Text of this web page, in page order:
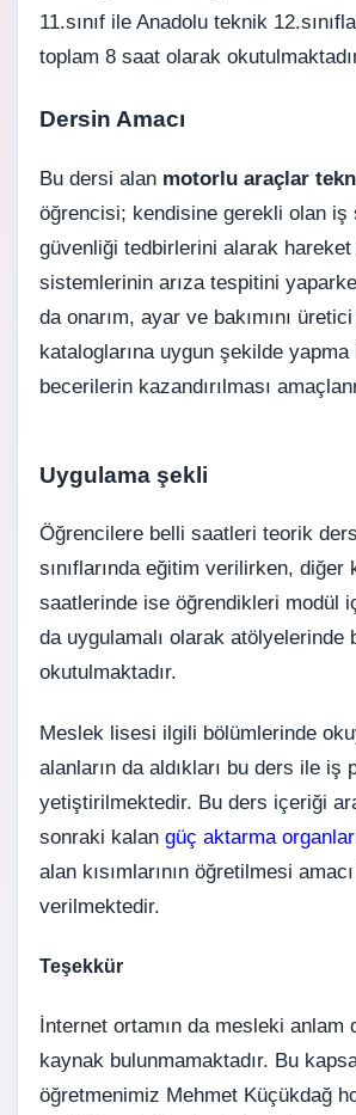
11.sınıf ile Anadolu teknik
toplam 8 saat olarak
Dersin Amacı
Bu dersi alan motorlu araçlar
öğrencisi; kendisine gerekli olan iş
güvenliği tedbirlerini alarak hareket
sistemlerinin arıza tespitini
da onarım, ayar ve bakımını
kataloglarına uygun şekilde
becerilerin kazandırılması
Uygulama şekli
Öğrencilere belli saatleri teorik
sınıflarında eğitim verilirken, diğer
saatlerinde ise öğrendikleri modül
da uygulamalı olarak atölyelerinde
okutulmaktadır.
Meslek lisesi ilgili bölümlerinde
alanların da aldıkları bu ders ile iş
yetiştirilmektedir. Bu ders içeriği
sonraki kalan güç aktarma
alan kısımlarının öğretilmesi
verilmektedir.
Teşekkür
İnternet ortamın da mesleki anlam
kaynak bulunmamaktadır. Bu
öğretmenimiz Mehmet Küçükdağ